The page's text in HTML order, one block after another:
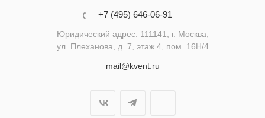
+7 (495) 646-06-91
Юридический адрес: 111141, г. Москва,
ул. Плеханова, д. 7, этаж 4, пом. 16Н/4
mail@kvent.ru